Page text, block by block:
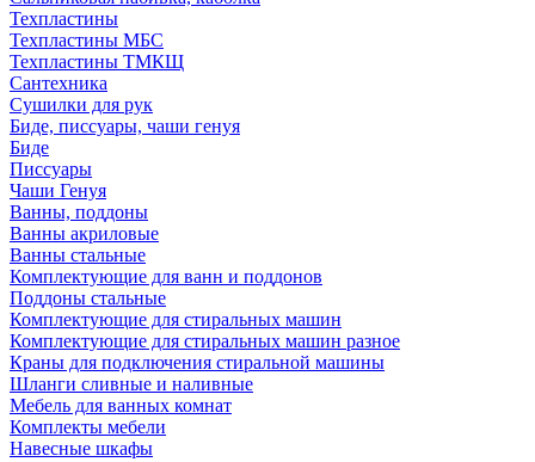
Техпластины
Техпластины МБС
Техпластины ТМКЩ
Сантехника
Сушилки для рук
Биде, писсуары, чаши генуя
Биде
Писсуары
Чаши Генуя
Ванны, поддоны
Ванны акриловые
Ванны стальные
Комплектующие для ванн и поддонов
Поддоны стальные
Комплектующие для стиральных машин
Комплектующие для стиральных машин разное
Краны для подключения стиральной машины
Шланги сливные и наливные
Мебель для ванных комнат
Комплекты мебели
Навесные шкафы